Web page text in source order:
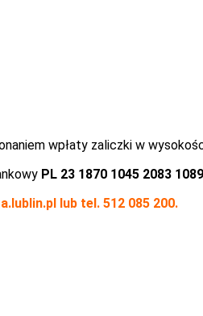
wpłaty zaliczki w
PL 23 1870 1045 2083
lub tel. 512 085 200.